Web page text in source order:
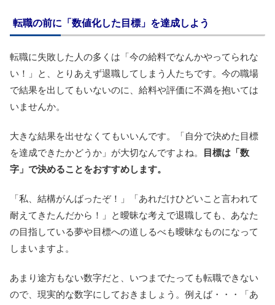
転職の前に「数値化した目標」を達成しよう
転職に失敗した人の多くは「今の給料でなんかやってられな
い！」と、とりあえず退職してしまう人たちです。今の職場
で結果を出してもいないのに、給料や評価に不満を抱いては
いませんか。
大きな結果を出せなくてもいいんです。「自分で決めた目標
を達成できたかどうか」が大切なんですよね。
目標は「数
字」で決めることをおすすめします。
「私、結構がんばったぞ！」「あれだけひどいこと言われて
耐えてきたんだから！」と曖昧な考えで退職しても、あなた
の目指している夢や目標への道しるべも曖昧なものになって
しまいますよ。
あまり途方もない数字だと、いつまでたっても転職できない
ので、現実的な数字にしておきましょう。例えば・・・「あ